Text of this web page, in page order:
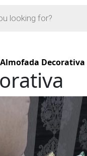
Almofada Decorativa